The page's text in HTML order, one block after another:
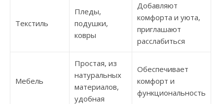
Текстиль
Пледы,
подушки,
ковры
Добавляют
комфорта и уюта,
приглашают
расслабиться
Мебель
Простая, из
натуральных
материалов,
удобная
Обеспечивает
комфорт и
функциональность